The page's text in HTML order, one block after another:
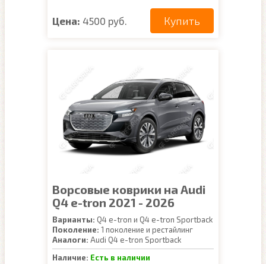
Цена: 4500 руб. Купить
Ворсовые коврики на Audi
Q4 e-tron 2021 - 2026
Варианты: Q4 e-tron и Q4 e-tron Sportback
Поколение: 1 поколение и рестайлинг
Аналоги: Audi Q4 e-tron Sportback
Наличие: Есть в наличии